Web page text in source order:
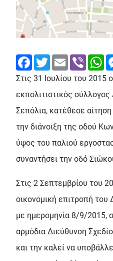
FacebookTwitterEmail Viber
Στις 31 Ιουλίου του 2015
εκπολιτιστικός
Σεπόλια, κατέθεσε
την διάνοιξη της οδού
ύψος του παλιού
συναντήσει την οδό
Στις 2 Σεπτεμβρίου του
οικονομική επιτροπή
με ημερομηνία 8/9/2015,
αρμόδια Διεύθυνση
και την καλεί να